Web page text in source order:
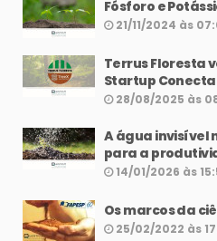
Fósforo e
21/11/2024 às
Terrus Floresta
Startup Conecta
28/08/2025 às
A água invisível
para a
14/01/2026 às
Os marcos da
25/02/2022 às